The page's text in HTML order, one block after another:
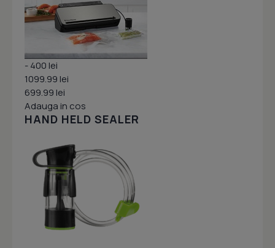
- 400 lei
1099.99 lei
699.99 lei
Adauga in cos
HAND HELD SEALER